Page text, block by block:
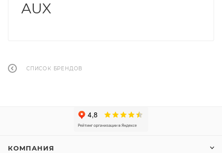
AUX
СПИСОК БРЕНДОВ
КОМПАНИЯ